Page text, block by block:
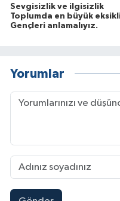
Sevgisizlik ve ilgisizlik
Toplumda en büyük
Gençleri anlamalıyız.
Yorumlar